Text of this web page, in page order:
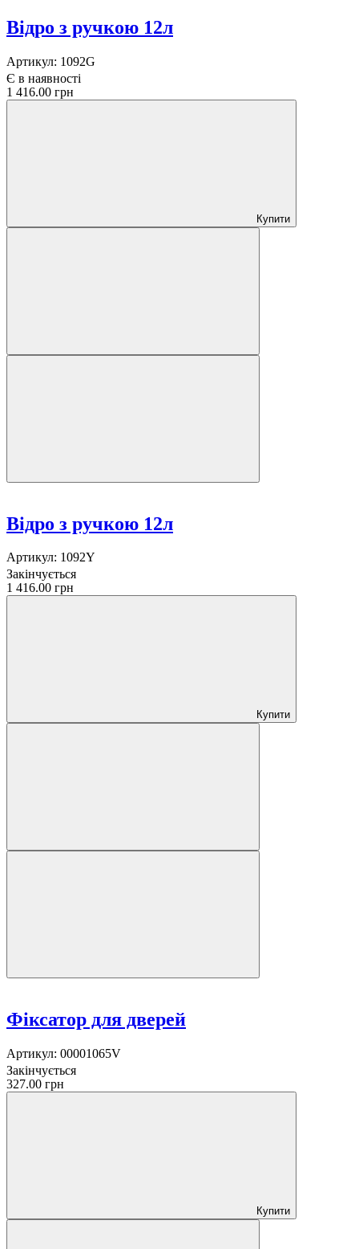
Відро з ручкою 12л
Артикул: 1092G
Є в наявності
1 416.00 грн
Купити
Відро з ручкою 12л
Артикул: 1092Y
Закінчується
1 416.00 грн
Купити
Фіксатор для дверей
Артикул: 00001065V
Закінчується
327.00 грн
Купити